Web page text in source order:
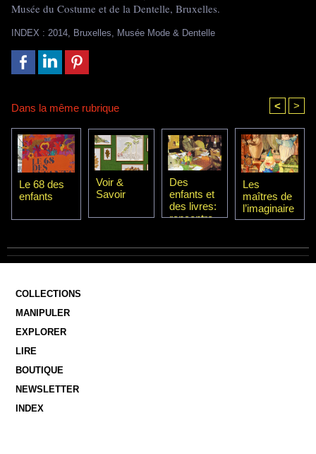
Musée du Costume et de la Dentelle, Bruxelles.
INDEX : 2014, Bruxelles, Musée Mode & Dentelle
Dans la même rubrique < >
Le 68 des
enfants
Voir &
Savoir
Des
enfants et
des livres:
rencontre
Les
maîtres de
l’imaginaire
COLLECTIONS
MANIPULER
EXPLORER
LIRE
BOUTIQUE
NEWSLETTER
INDEX